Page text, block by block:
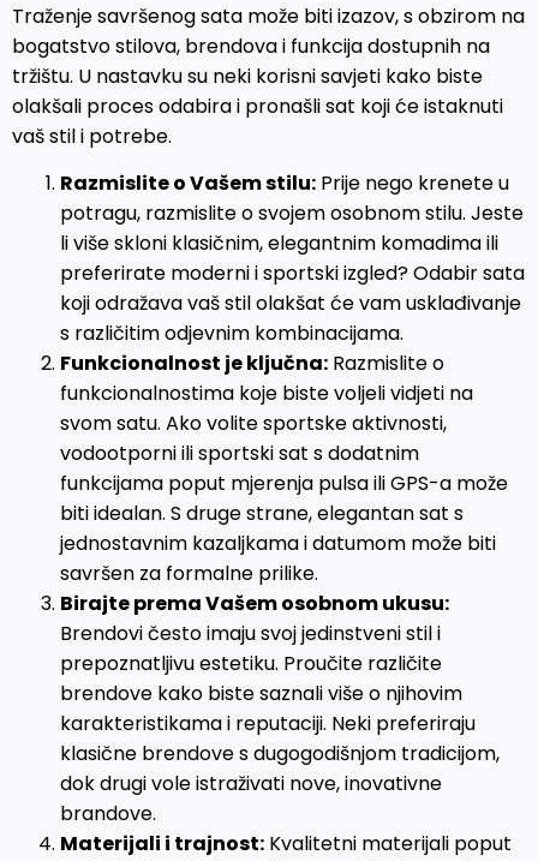
Traženje savršenog sata može biti izazov, s obzirom na
bogatstvo stilova, brendova i funkcija dostupnih na
tržištu. U nastavku su neki korisni savjeti kako biste
olakšali proces odabira i pronašli sat koji će istaknuti
vaš stil i potrebe.
Razmislite o Vašem stilu: Prije nego krenete u
potragu, razmislite o svojem osobnom stilu. Jeste
li više skloni klasičnim, elegantnim komadima ili
preferirate moderni i sportski izgled? Odabir sata
koji odražava vaš stil olakšat će vam usklađivanje
s različitim odjevnim kombinacijama.
Funkcionalnost je ključna: Razmislite o
funkcionalnostima koje biste voljeli vidjeti na
svom satu. Ako volite sportske aktivnosti,
vodootporni ili sportski sat s dodatnim
funkcijama poput mjerenja pulsa ili GPS-a može
biti idealan. S druge strane, elegantan sat s
jednostavnim kazaljkama i datumom može biti
savršen za formalne prilike.
Birajte prema Vašem osobnom ukusu:
Brendovi često imaju svoj jedinstveni stil i
prepoznatljivu estetiku. Proučite različite
brendove kako biste saznali više o njihovim
karakteristikama i reputaciji. Neki preferiraju
klasične brendove s dugogodišnjom tradicijom,
dok drugi vole istraživati nove, inovativne
brandove.
Materijali i trajnost: Kvalitetni materijali poput